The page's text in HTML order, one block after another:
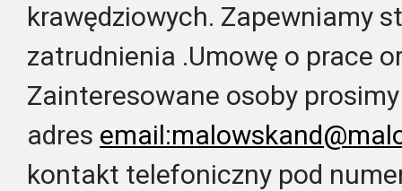
krawędziowych. Zapewniamy
zatrudnienia .Umowę o prace
Zainteresowane osoby prosimy
adres
kontakt telefoniczny pod